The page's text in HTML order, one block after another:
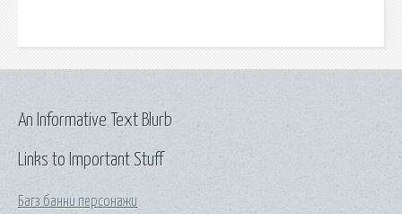
Links to Important Stuff
Багз банни персонажи
An Informative Text Blurb